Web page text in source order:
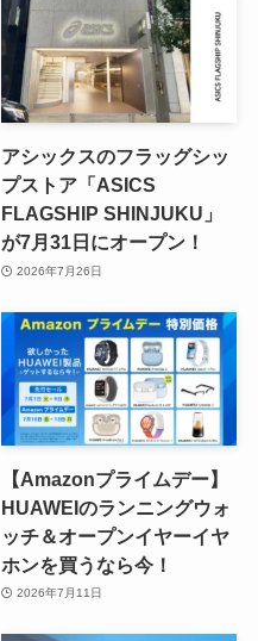
アシックスのフラッグシッ
プストア「ASICS
FLAGSHIP SHINJUKU」
が7月31日にオープン！
2026年7月26日
【Amazonプライムデー】
HUAWEIのランニングウォ
ッチ＆オープンイヤーイヤ
ホンを買うなら今！
2026年7月11日